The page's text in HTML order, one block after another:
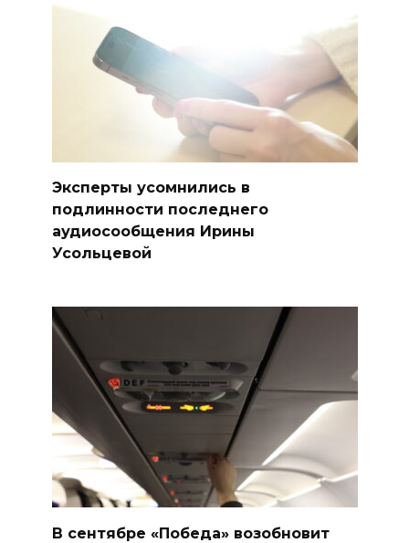
Эксперты усомнились в
подлинности последнего
аудиосообщения Ирины
Усольцевой
В сентябре «Победа» возобновит